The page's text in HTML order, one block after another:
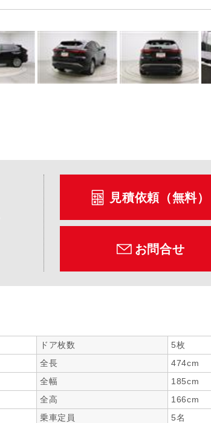
見積依頼（無料）
お問合せ
ドア枚数
5枚
全長
474cm
全幅
185cm
全高
166cm
乗車定員
5名